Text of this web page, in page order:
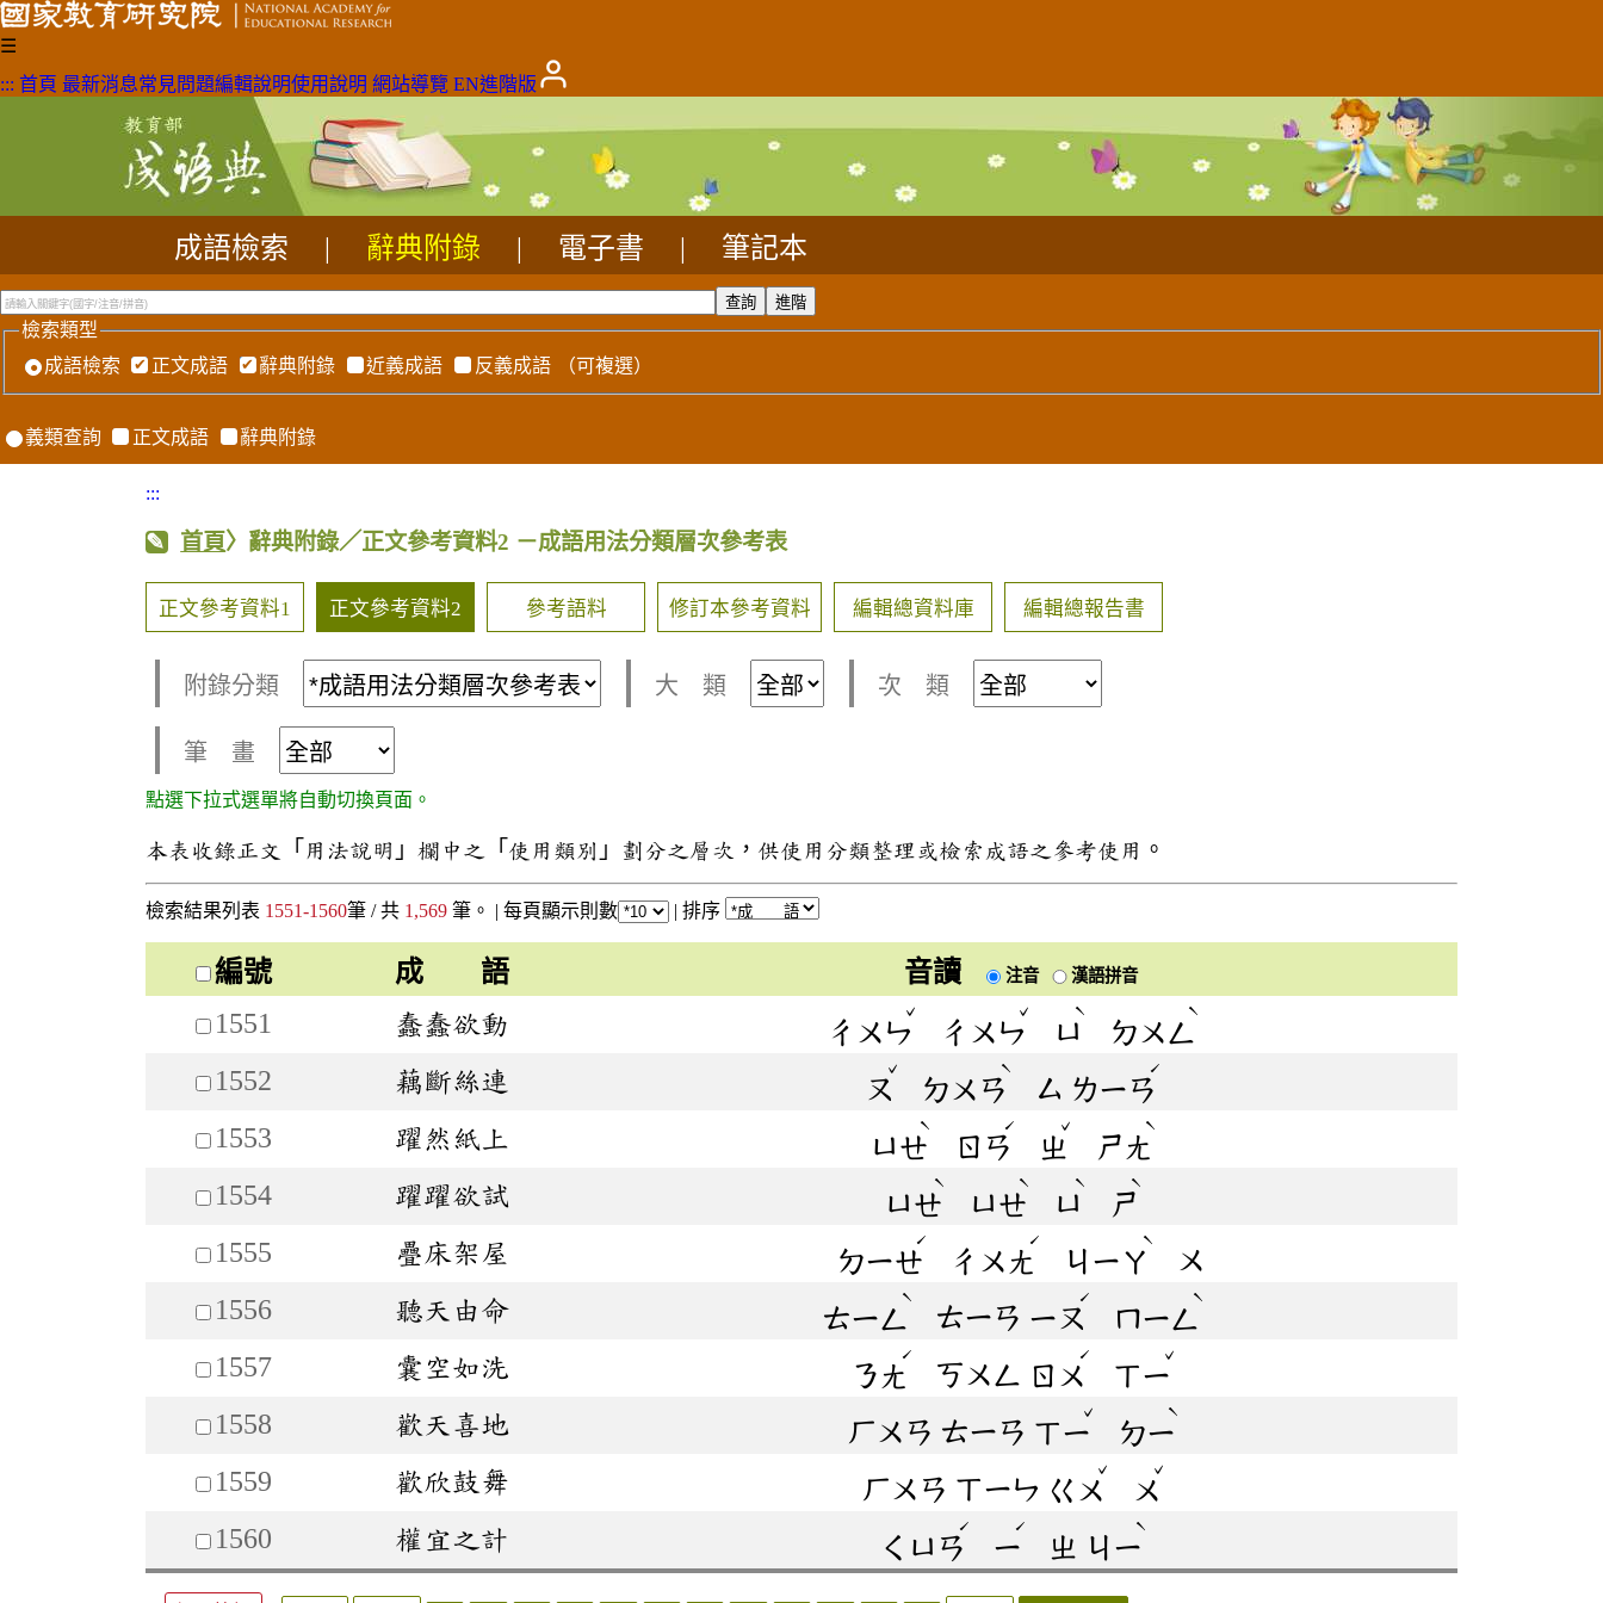
☰
::: 首頁 最新消息常見問題編輯說明使用說明 網站導覽 EN進階版
成語檢索 辭典附錄 電子書 筆記本
檢索類型
成語檢索
正文成語 辭典附錄 近義成語 反義成語 （可複選）
義類查詢 正文成語 辭典附錄
:::
首頁〉辭典附錄／正文參考資料2 －成語用法分類層次參考表
正文參考資料1 正文參考資料2 參考語料 修訂本參考資料 編輯總資料庫 編輯總報告書
附錄分類 大 類 次 類
筆 畫
點選下拉式選單將自動切換頁面。
本表收錄正文「用法說明」欄中之「使用類別」劃分之層次，供使用分類整理或檢索成語之參考使用。
檢索結果列表 1551-1560筆 / 共 1,569 筆。 | 每頁顯示則數 | 排序
編號 成 語 音讀 注音 漢語拼音
1551 蠢蠢欲動 ㄔㄨㄣ
ˇ
ㄔㄨㄣ
ˇ
ㄩ
ˋ
ㄉㄨㄥ
ˋ
1552 藕斷絲連 ㄡ
ˇ
ㄉㄨㄢ
ˋ
ㄙ ㄌㄧㄢ
ˊ
1553 躍然紙上 ㄩㄝ
ˋ
ㄖㄢ
ˊ
ㄓ
ˇ
ㄕㄤ
ˋ
1554 躍躍欲試 ㄩㄝ
ˋ
ㄩㄝ
ˋ
ㄩ
ˋ
ㄕ
ˋ
1555 疊床架屋 ㄉㄧㄝ
ˊ
ㄔㄨㄤ
ˊ
ㄐㄧㄚ
ˋ
ㄨ
1556
聽天由命 ㄊㄧㄥ
ˋ
ㄊㄧㄢ ㄧㄡ
ˊ
ㄇㄧㄥ
ˋ
1557 囊空如洗 ㄋㄤ
ˊ
ㄎㄨㄥ ㄖㄨ
ˊ
ㄒㄧ
ˇ
1558 歡天喜地 ㄏㄨㄢ ㄊㄧㄢ ㄒㄧ
ˇ
ㄉㄧ
ˋ
1559 歡欣鼓舞 ㄏㄨㄢ ㄒㄧㄣ ㄍㄨ
ˇ
ㄨ
ˇ
1560 權宜之計 ㄑㄩㄢ
ˊ
ㄧ
ˊ
ㄓ ㄐㄧ
ˋ